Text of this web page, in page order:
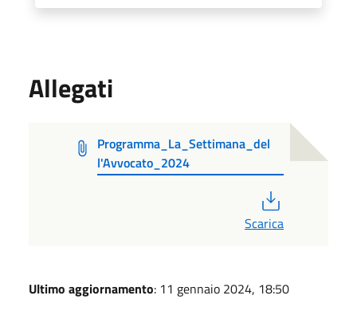
Allegati
Programma_La_Settimana_del
l'Avvocato_2024
Scarica
Ultimo aggiornamento: 11 gennaio 2024, 18:50